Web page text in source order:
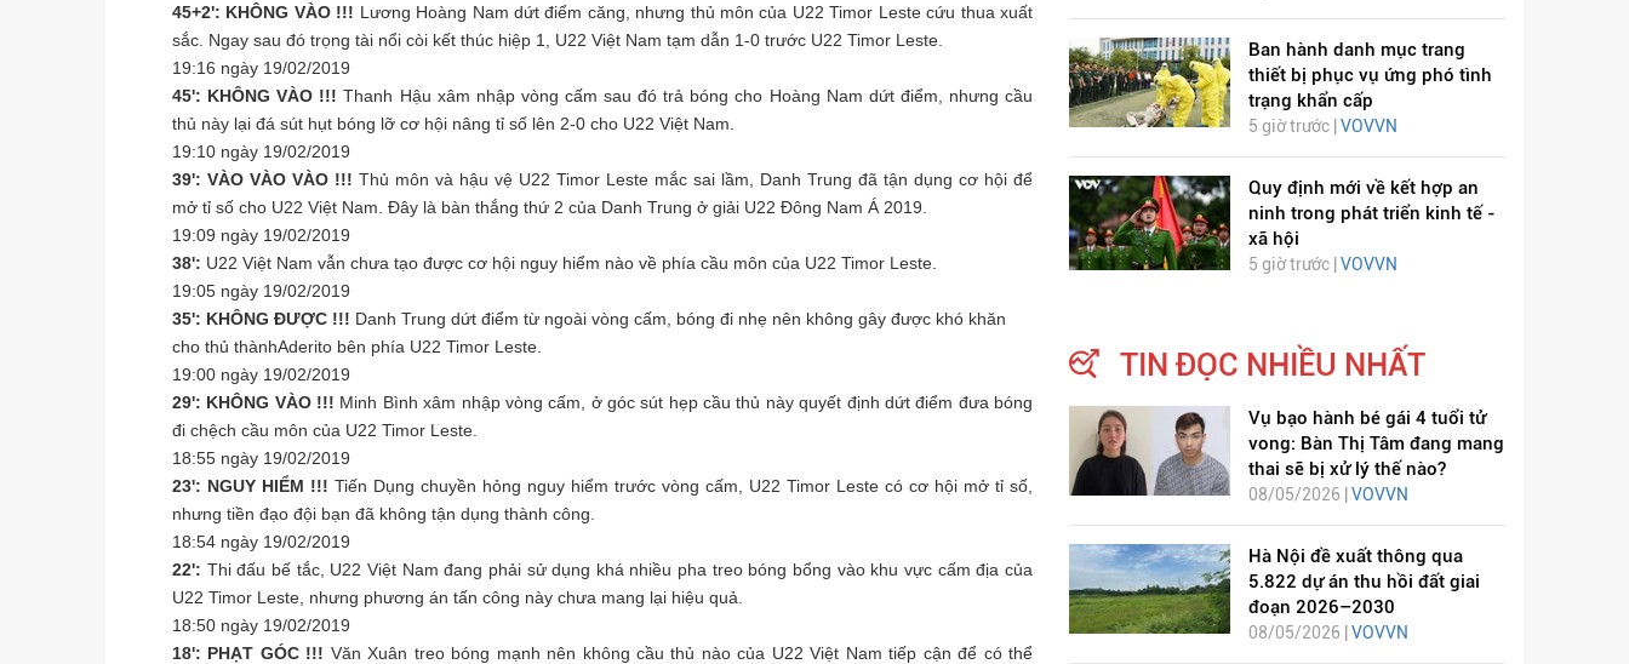
45+2': KHÔNG VÀO !!! Lương Hoàng Nam dứt điểm căng, nhưng thủ môn của U22 Timor Leste cứu thua xuất
sắc. Ngay sau đó trọng tài nổi còi kết thúc hiệp 1, U22 Việt Nam tạm dẫn 1-0 trước U22 Timor Leste.
19:16 ngày 19/02/2019
45': KHÔNG VÀO !!!Thanh Hậu xâm nhập vòng cấm sau đó trả bóng cho Hoàng Nam dứt điểm, nhưng cầu
thủ này lại đá sút hụt bóng lỡ cơ hội nâng tỉ số lên 2-0 cho U22 Việt Nam.
19:10 ngày 19/02/2019
39': VÀO VÀO VÀO !!! Thủ môn và hậu vệ U22 Timor Leste mắc sai lầm, Danh Trung đã tận dụng cơ hội để
mở tỉ số cho U22 Việt Nam. Đây là bàn thắng thứ 2 của Danh Trung ở giải U22 Đông Nam Á 2019.
19:09 ngày 19/02/2019
38': U22 Việt Nam vẫn chưa tạo được cơ hội nguy hiểm nào về phía cầu môn của U22 Timor Leste.
19:05 ngày 19/02/2019
35': KHÔNG ĐƯỢC !!! Danh Trung dứt điểm từ ngoài vòng cấm, bóng đi nhẹ nên không gây được khó khăn
cho thủ thànhAderito bên phía U22 Timor Leste.
19:00 ngày 19/02/2019
29': KHÔNG VÀO !!! Minh Bình xâm nhập vòng cấm, ở góc sút hẹp cầu thủ này quyết định dứt điểm đưa bóng
đi chệch cầu môn của U22 Timor Leste.
18:55 ngày 19/02/2019
23': NGUY HIỂM !!! Tiến Dụng chuyền hỏng nguy hiểm trước vòng cấm, U22 Timor Leste có cơ hội mở tỉ số,
nhưng tiền đạo đội bạn đã không tận dụng thành công.
18:54 ngày 19/02/2019
22': Thi đấu bế tắc, U22 Việt Nam đang phải sử dụng khá nhiều pha treo bóng bổng vào khu vực cấm địa của
U22 Timor Leste, nhưng phương án tấn công này chưa mang lại hiệu quả.
18:50 ngày 19/02/2019
18': PHẠT GÓC !!! Văn Xuân treo bóng mạnh nên không cầu thủ nào của U22 Việt Nam tiếp cận để có thể
Ban hành danh mục trang
thiết bị phục vụ ứng phó tình
trạng khẩn cấp
5 giờ trước | VOVVN
Quy định mới về kết hợp an
ninh trong phát triển kinh tế -
xã hội
5 giờ trước | VOVVN
TIN ĐỌC NHIỀU NHẤT
Vụ bạo hành bé gái 4 tuổi tử
vong: Bàn Thị Tâm đang mang
thai sẽ bị xử lý thế nào?
08/05/2026 | VOVVN
Hà Nội đề xuất thông qua
5.822 dự án thu hồi đất giai
đoạn 2026–2030
08/05/2026 | VOVVN